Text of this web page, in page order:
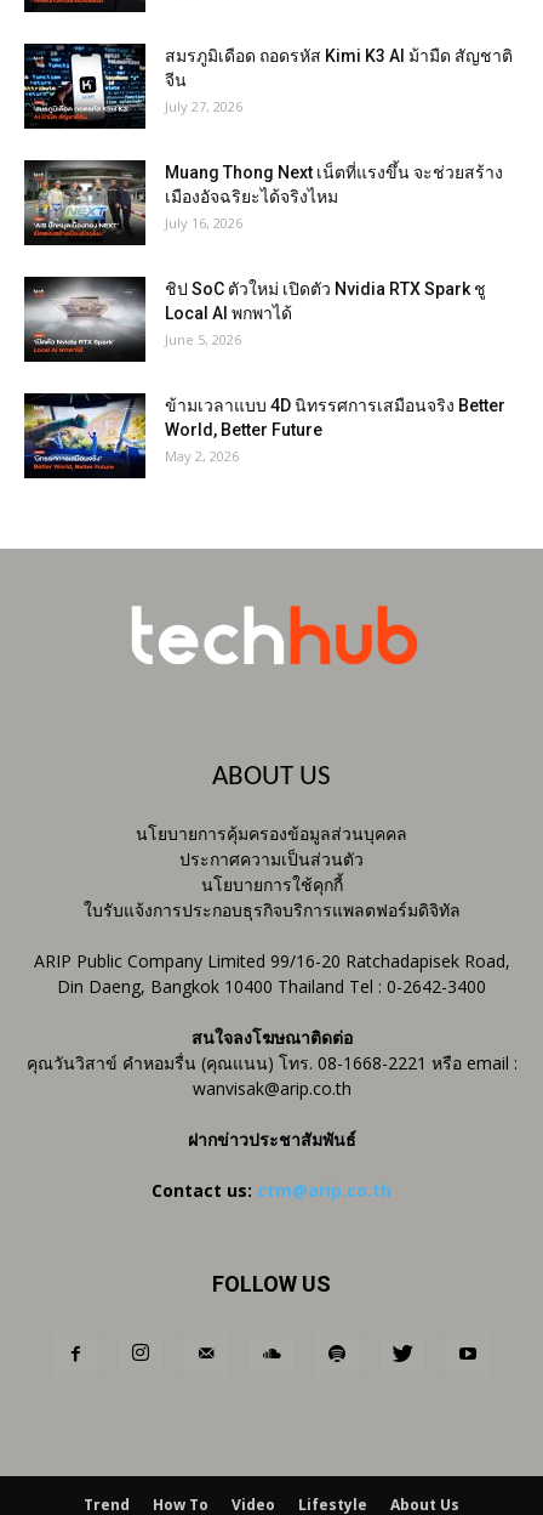
สมรภูมิเดือด ถอดรหัส Kimi K3 AI ม้ามืด สัญชาติ
จีน
July 27, 2026
Muang Thong Next เน็ตที่แรงขึ้น จะช่วยสร้าง
เมืองอัจฉริยะได้จริงไหม
July 16, 2026
ชิป SoC ตัวใหม่ เปิดตัว Nvidia RTX Spark ชู
Local AI พกพาได้
June 5, 2026
ข้ามเวลาแบบ 4D นิทรรศการเสมือนจริง Better
World, Better Future
May 2, 2026
ABOUT US
นโยบายการคุ้มครองข้อมูลส่วนบุคคล
ประกาศความเป็นส่วนตัว
นโยบายการใช้คุกกี้
ใบรับแจ้งการประกอบธุรกิจบริการแพลตฟอร์มดิจิทัล
ARIP Public Company Limited 99/16-20 Ratchadapisek Road,
Din Daeng, Bangkok 10400 Thailand Tel : 0-2642-3400
สนใจลงโฆษณาติดต่อ
คุณวันวิสาข์ คำหอมรื่น (คุณแนน) โทร. 08-1668-2221 หรือ email :
wanvisak@arip.co.th
ฝากข่าวประชาสัมพันธ์
Contact us: ctm@arip.co.th
FOLLOW US
Trend How To Video Lifestyle About Us